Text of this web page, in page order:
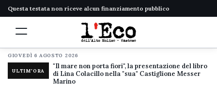
Questa testata non riceve alcun finanziamento pubblico
GIOVEDÌ 6 AGOSTO 2026
ULTIM'ORA
"Il mare non porta fiori", la presentazione del libro
di Lina Colacillo nella "sua" Castiglione Messer
Marino